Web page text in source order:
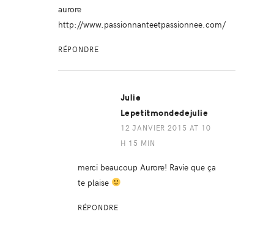
aurore
http://www.passionnanteetpassionnee.com/
RÉPONDRE
Julie
Lepetitmondedejulie
12 JANVIER 2015 AT 10
H 15 MIN
merci beaucoup Aurore! Ravie que ça
te plaise
RÉPONDRE